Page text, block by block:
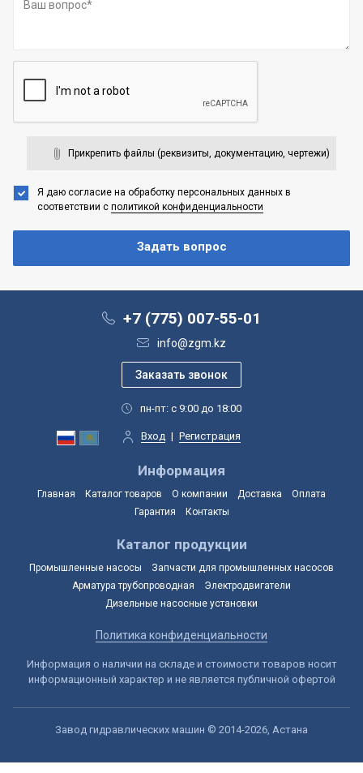
Прикрепить файлы (реквизиты, документацию, чертежи)
Я даю согласие на обработку персональных данных в
соответствии с политикой конфиденциальности
+7 (775) 007-55-01
info@zgm.kz
пн-пт: с 9:00 до 18:00
Вход | Регистрация
Информация
Главная Каталог товаров О компании Доставка
Оплата
Гарантия
Контакты
Каталог продукции
Промышленные насосы
Запчасти для промышленных насосов
Арматура трубопроводная
Электродвигатели
Дизельные насосные установки
Политика конфиденциальности
Информация о наличии на складе и стоимости товаров носит
информационный характер и не является публичной офертой
Завод гидравлических машин © 2014-2026, Астана